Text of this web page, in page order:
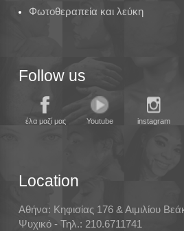
Φωτοθεραπεία και λεύκη
Follow us
έλα μαζί μας Youtube instagram
Location
Αθήνα: Κηφισίας 176 & Αιμιλίου
Ψυχικό - Τηλ.: 210.6711741